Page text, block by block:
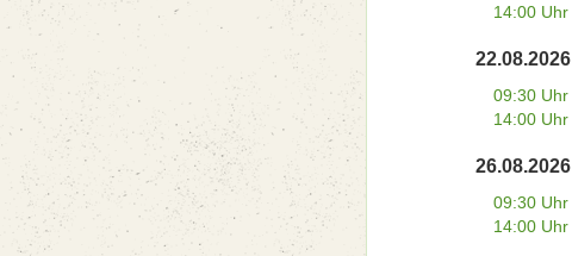
14:00 Uhr
22.08.2026
09:30 Uhr
14:00 Uhr
26.08.2026
09:30 Uhr
14:00 Uhr